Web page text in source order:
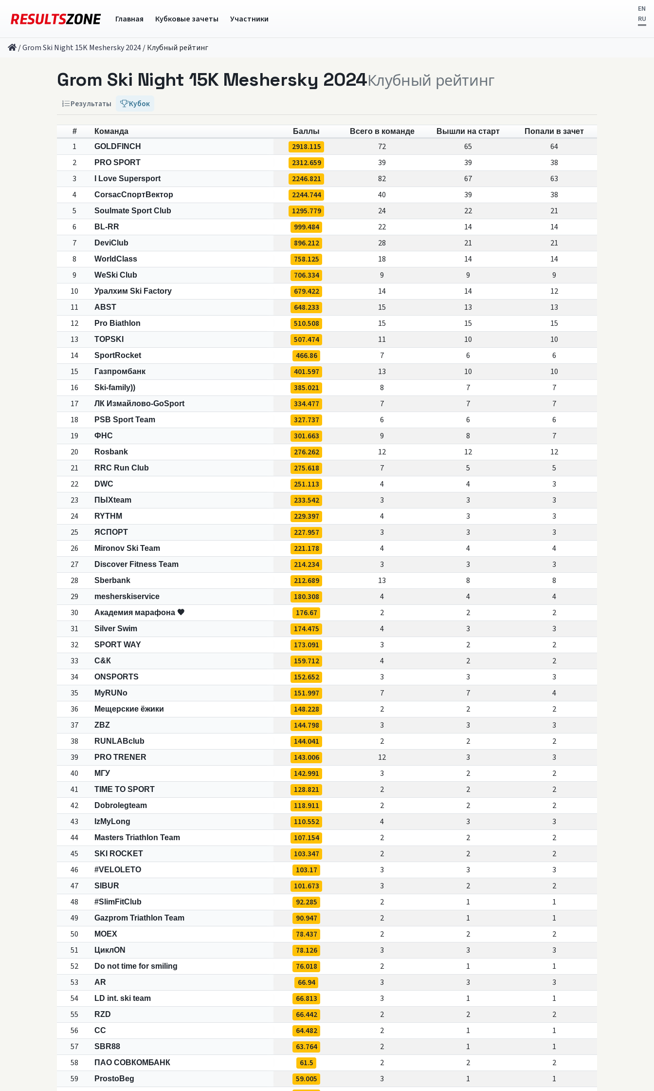
Главная Кубковые зачеты Участники
EN
RU
/Grom Ski Night 15K Meshersky 2024/Клубный рейтинг
Grom Ski Night 15K Meshersky 2024Клубный рейтинг
Результаты Кубок
# Команда Баллы Всего в команде Вышли на старт Попали в зачет
1 GOLDFINCH 2918.115 72 65
64
2
PRO SPORT 2312.659 39 39
38
3
I Love Supersport 2246.821 82 67
63
4
CorsacСпортВектор 2244.744 40 39
38
5
Soulmate Sport Club 1295.779 24 22
21
6
BL-RR 999.484 22 14
14
7
DeviClub 896.212 28 21
21
8
WorldClass 758.125 18 14
14
9
WeSki Club 706.334 9 9
9
10
Уралхим Ski Factory 679.422 14 14
12
11
ABST 648.233 15 13
13
12
Pro Biathlon 510.508 15 15
15
13
TOPSKI 507.474 11 10
10
14
SportRocket 466.86 7 6
6
15
Газпромбанк 401.597 13 10
10
16
Ski-family)) 385.021 8 7
7
17
ЛК Измайлово-GoSport 334.477 7 7
7
18
PSB Sport Team 327.737 6 6
6
19
ФНС 301.663 9 8
7
20
Rosbank 276.262 12 12
12
21
RRC Run Club 275.618 7 5
5
22
DWC 251.113 4 4
3
23
ПЫХteam 233.542 3 3
3
24
RYTHM 229.397 4 3
3
25
ЯСПОРТ 227.957 3 3
3
26
Mironov Ski Team 221.178 4 4
4
27
Discover Fitness Team 214.234 3 3
3
28
Sberbank 212.689 13 8
8
29
mesherskiservice 180.308 4 4
4
30
Aкадемия марафона 🧡 176.67 2 2
2
31
Silver Swim 174.475 4 3
3
32
SPORT WAY 173.091 3 2
2
33
С&К 159.712 4 2
2
34
ONSPORTS 152.652 3 3
3
35
MyRUNo 151.997 7 7
4
36
Мещерские ёжики 148.228 2 2
2
37
ZBZ 144.798 3 3
3
38
RUNLABclub 144.041 2 2
2
39
PRO TRENER 143.006 12 3
3
40
МГУ 142.991 3 2
2
41
TIME TO SPORT 128.821 2 2
2
42
Dobrolegteam 118.911 2 2
2
43
IzMyLong 110.552 4 3
3
44
Masters Triathlon Team 107.154 2 2
2
45
SKI ROCKET 103.347 2 2
2
46
#VELOLETO 103.17 3 3
3
47
SIBUR 101.673 3 2
2
48
#SlimFitClub 92.285 2 1
1
49
Gazprom Triathlon Team 90.947 2 1
1
50
MOEX 78.437 2 2
2
51
ЦиклON 78.126 3 3
3
52
Do not time for smiling 76.018 2 1
1
53
AR 66.94 3 3
3
54
LD int. ski team 66.813 3 1
1
55
RZD 66.442 2 2
2
56
СС 64.482 2 1
1
57
SBR88 63.764 2 1
1
58
ПАО СОВКОМБАНК 61.5 2 2
2
59
ProstoBeg 59.005 3 1
1